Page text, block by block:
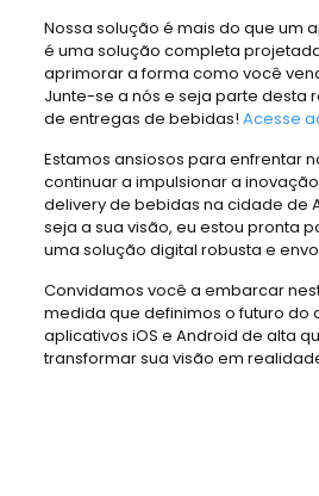
Nossa solução é mais do que um
é uma solução completa
aprimorar a forma como você
Junte-se a nós e seja parte desta
de entregas de bebidas! Acesse
Estamos ansiosos para enfrentar
continuar a impulsionar a
delivery de bebidas na cidade de
seja a sua visão, eu estou pronta
uma solução digital robusta e
Convidamos você a embarcar
medida que definimos o futuro do
aplicativos iOS e Android de alta
transformar sua visão em